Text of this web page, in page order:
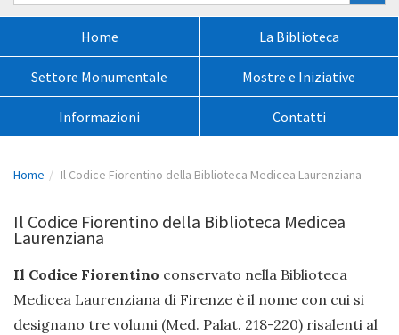
Home La Biblioteca
Settore Monumentale Mostre e Iniziative
Informazioni Contatti
Percorso
Home Il Codice Fiorentino della Biblioteca Medicea Laurenziana
Il Codice Fiorentino della Biblioteca Medicea
Laurenziana
Il Codice Fiorentino conservato nella Biblioteca
Medicea Laurenziana di Firenze è il nome con cui si
designano tre volumi (Med. Palat. 218-220) risalenti al